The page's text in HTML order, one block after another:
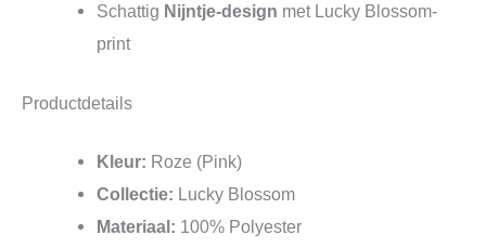
Schattig Nijntje-design met Lucky Blossom-
print
Productdetails
Kleur: Roze (Pink)
Collectie: Lucky Blossom
Materiaal: 100% Polyester